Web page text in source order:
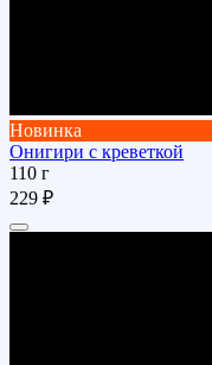
Новинка
Онигири с креветкой
110 г
229 ₽